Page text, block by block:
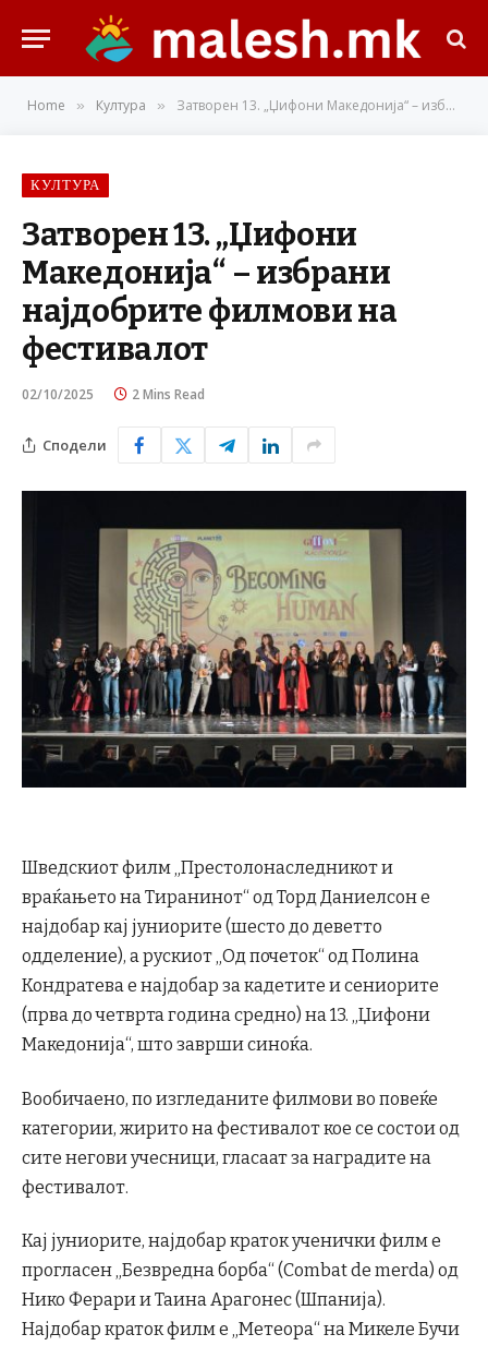
Home » Култура » Затворен 13. „Џифони Македонија“ – избрани најдобрите филмови на фестивалот
КУЛТУРА
Затворен 13. „Џифони
Македонија“ – избрани
најдобрите филмови на
фестивалот
02/10/2025 2 Mins Read
Сподели
Шведскиот филм „Престолонаследникот и
враќањето на Тиранинот“ од Торд Даниелсон е
најдобар кај јуниорите (шесто до деветто
одделение), а рускиот „Од почеток“ од Полина
Кондратева е најдобар за кадетите и сениорите
(прва до четврта година средно) на 13. „Џифони
Македонија“, што заврши синоќа.
Вообичаено, по изгледаните филмови во повеќе
категории, жирито на фестивалот кое се состои од
сите негови учесници, гласаат за наградите на
фестивалот.
Кај јуниорите, најдобар краток ученички филм е
прогласен „Безвредна борба“ (Combat de merda) од
Нико Ферари и Таина Арагонес (Шпанија).
Најдобар краток филм е „Метеора“ на Микеле Бучи